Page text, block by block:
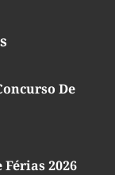
De
2026